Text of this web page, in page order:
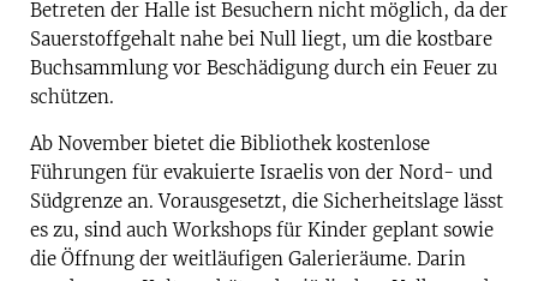
Betreten der Halle ist Besuchern nicht möglich, da der
Sauerstoffgehalt nahe bei Null liegt, um die kostbare
Buchsammlung vor Beschädigung durch ein Feuer zu
schützen.
Ab November bietet die Bibliothek kostenlose
Führungen für evakuierte Israelis von der Nord- und
Südgrenze an. Vorausgesetzt, die Sicherheitslage lässt
es zu, sind auch Workshops für Kinder geplant sowie
die Öffnung der weitläufigen Galerieräume. Darin